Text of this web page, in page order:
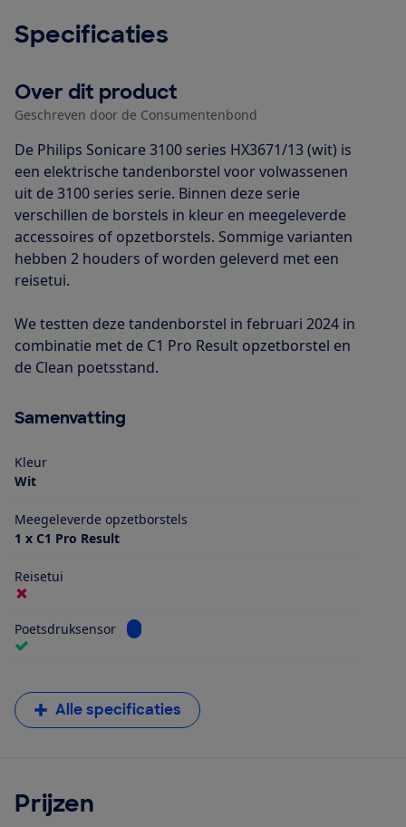
Specificaties
Over dit product
Geschreven door de Consumentenbond
De Philips Sonicare 3100 series HX3671/13 (wit) is
een elektrische tandenborstel voor volwassenen
uit de 3100 series serie. Binnen deze serie
verschillen de borstels in kleur en meegeleverde
accessoires of opzetborstels. Sommige varianten
hebben 2 houders of worden geleverd met een
reisetui.
We testten deze tandenborstel in februari 2024 in
combinatie met de C1 Pro Result opzetborstel en
de Clean poetsstand.
Samenvatting
Kleur
Wit
Meegeleverde opzetborstels
1 x C1 Pro Result
Reisetui
Poetsdruksensor Bekijk informatie voor Poetsdruksensor
Alle specificaties
Prijzen